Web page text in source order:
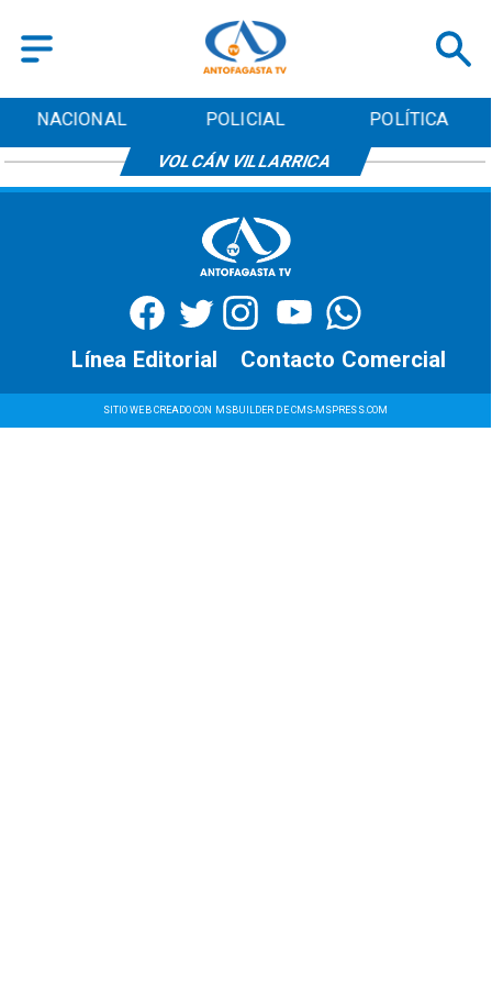
NACIONAL POLICIAL POLÍTICA
VOLCÁN VILLARRICA
SITIO WEB CREADO CON MSBUILDER DE CMS-MSPRESS.COM
Contacto Comercial
Línea Editorial